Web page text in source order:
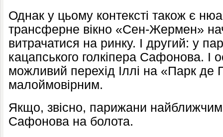
Однак у цьому контексті також є
трансферне вікно «Сен-Жермен»
витрачатися на ринку. І другий: у
кацапського голкіпера Сафонова. І
можливий перехід Іллі на «Парк де
малоймовірним.
Якщо, звісно, ​​парижани
Сафонова на болота.